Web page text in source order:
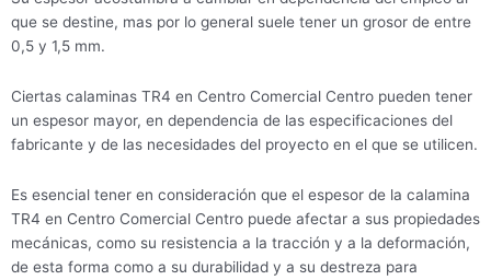
que se destine, mas por lo general suele tener un grosor de entre
0,5 y 1,5 mm.
Ciertas calaminas TR4 en Centro Comercial Centro pueden tener
un espesor mayor, en dependencia de las especificaciones del
fabricante y de las necesidades del proyecto en el que se utilicen.
Es esencial tener en consideración que el espesor de la calamina
TR4 en Centro Comercial Centro puede afectar a sus propiedades
mecánicas, como su resistencia a la tracción y a la deformación,
de esta forma como a su durabilidad y a su destreza para